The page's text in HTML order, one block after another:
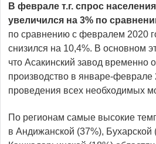
В феврале т.г. спрос
увеличился на 3% по
по сравнению с февралем 2020
снизился на 10,4%. В основном
что Асакинский завод временно
производство в январе-феврале
проведения всех необходимых
По регионам самые высокие
в Андижанской (37%), Бухарской